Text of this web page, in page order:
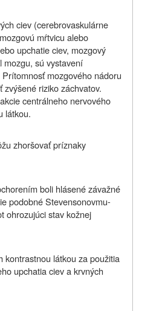
ciev (cerebrovaskulárne
mŕtvicu alebo
upchatie ciev, mozgový
mozgu, sú vystavení
mozgového nádoru
zvýšené riziko záchvatov.
centrálneho nervového
látkou.
zhoršovať príznaky
boli hlásené závažné
podobné Stevensonovmu-
ohrozujúci stav kožnej
kontrastnou látkou za použitia
upchatia ciev a krvných